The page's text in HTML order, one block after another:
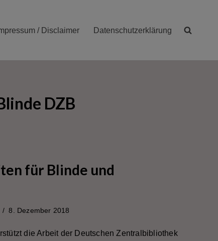
/ Disclaimer Datenschutzerklärung
DZB
für Blinde und
8. Dezember 2018
die Arbeit der Deutschen Zentralbibliothek